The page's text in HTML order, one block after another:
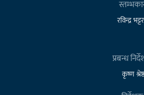
रविन्द्र
प्रबन्ध
कृष्ण